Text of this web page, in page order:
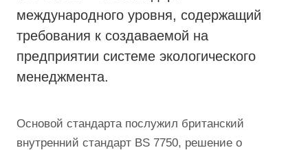
международного уровня, содержащий
требования к создаваемой на
предприятии системе экологического
менеджмента.
Основой стандарта послужил британский
внутренний стандарт BS 7750, решение о